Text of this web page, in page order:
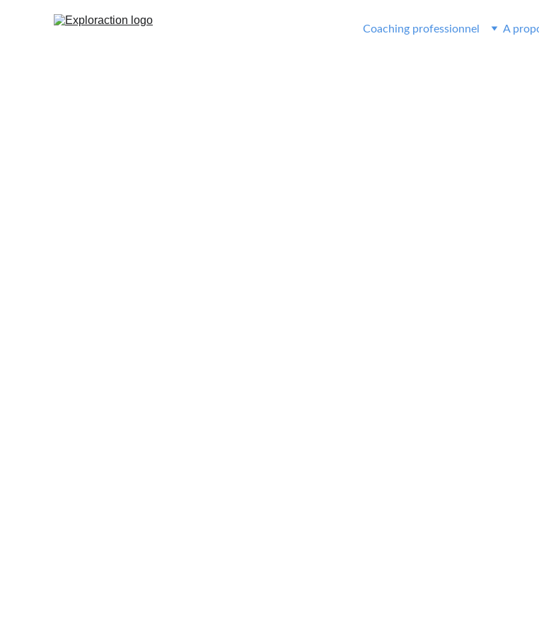
Coaching professionnel A